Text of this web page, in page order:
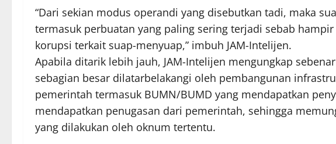
“Dari sekian modus operandi yang disebutkan tadi, maka
termasuk perbuatan yang paling sering terjadi sebab
korupsi terkait suap-menyuap,” imbuh JAM-Intelijen.
Apabila ditarik lebih jauh, JAM-Intelijen mengungkap
sebagian besar dilatarbelakangi oleh pembangunan
pemerintah termasuk BUMN/BUMD yang mendapatkan
mendapatkan penugasan dari pemerintah, sehingga
yang dilakukan oleh oknum tertentu.